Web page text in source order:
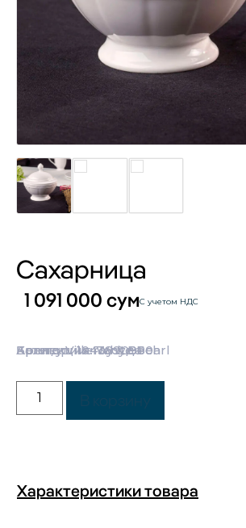
Сахарница
1 091 000 сумС учетом НДС
Категории:Посуда
Бренд:Villeroy & Boch
Коллекция:White Pearl
Артикул: 1043890960
Характеристики товара